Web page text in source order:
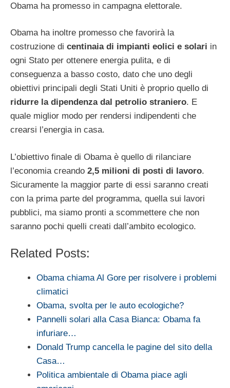
Obama ha promesso in campagna elettorale.
Obama ha inoltre promesso che favorirà la
costruzione di centinaia di impianti eolici e solari in
ogni Stato per ottenere energia pulita, e di
conseguenza a basso costo, dato che uno degli
obiettivi principali degli Stati Uniti è proprio quello di
ridurre la dipendenza dal petrolio straniero. E
quale miglior modo per rendersi indipendenti che
crearsi l’energia in casa.
L’obiettivo finale di Obama è quello di rilanciare
l’economia creando 2,5 milioni di posti di lavoro.
Sicuramente la maggior parte di essi saranno creati
con la prima parte del programma, quella sui lavori
pubblici, ma siamo pronti a scommettere che non
saranno pochi quelli creati dall’ambito ecologico.
Related Posts:
Obama chiama Al Gore per risolvere i problemi
climatici
Obama, svolta per le auto ecologiche?
Pannelli solari alla Casa Bianca: Obama fa
infuriare…
Donald Trump cancella le pagine del sito della
Casa…
Politica ambientale di Obama piace agli